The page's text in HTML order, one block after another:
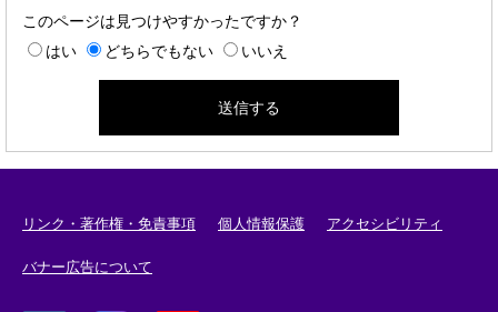
このページは見つけやすかったですか？
はい
どちらでもない いいえ
リンク・著作権・免責事項 個人情報保護 アクセシビリティ
バナー広告について